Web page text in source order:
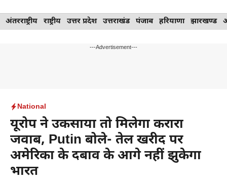
Skip
to
अंतरराष्ट्रीय राष्ट्रीय उत्तर प्रदेश उत्तराखंड पंजाब हरियाणा झारखण्ड
---Advertisement---
National
यूरोप ने उकसाया तो मिलेगा करारा
जवाब, Putin बोले- तेल खरीद पर
अमेरिका के दबाव के आगे नहीं झुकेगा
भारत